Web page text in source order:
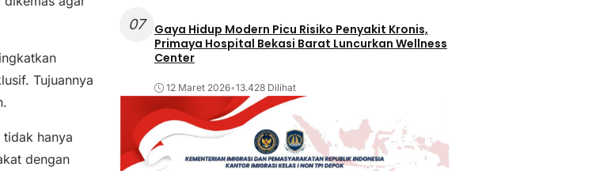
Tujuannya
hanya
dengan
07
Gaya Hidup Modern Picu Risiko Penyakit Kronis,
Primaya Hospital Bekasi Barat Luncurkan Wellness
Center
12 Maret 2026•13.428 Dilihat